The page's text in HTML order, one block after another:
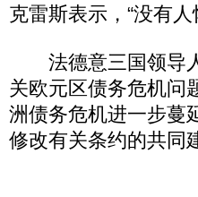
克雷斯表示，“没有
法德意三国领导人
关欧元区债务危机问
洲债务危机进一步蔓
修改有关条约的共同